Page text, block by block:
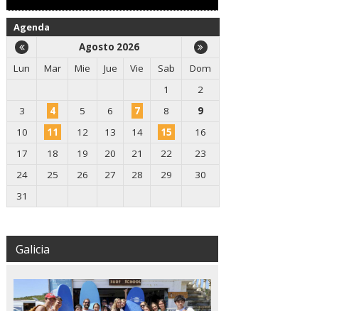
Agenda
Agosto 2026
Lun
Mar Mie Jue Vie Sab
Dom
1
2
3
4 5 6 7 8
9
10
11 12 13 14 15
16
17
18 19 20 21 22
23
24
25 26 27 28 29
30
31
Galicia